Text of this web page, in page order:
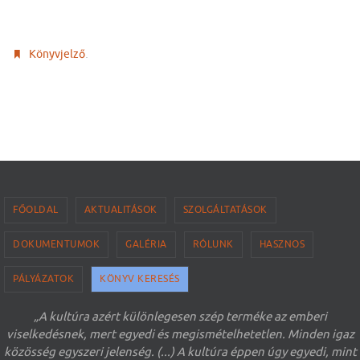
Könyvjelző.
FŐOLDAL AKTUALITÁSOK SZOLGÁLTATÁSOK
DOKUMENTUMOK GALÉRIA RÓLUNK HASZNOS
PÁLYÁZATOK KÖNYV KERESÉS
„A kultúra azért különlegesen szép terméke az emberi
viselkedésnek, mert egyedi és megismételhetetlen. Minden igaz
közösség egyszeri jelenség. (...) A kultúra éppen úgy egyedi, mint